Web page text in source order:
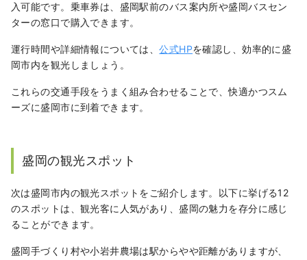
入可能です。乗車券は、盛岡駅前のバス案内所や盛岡バスセン
ターの窓口で購入できます。
運行時間や詳細情報については、公式HPを確認し、効率的に盛
岡市内を観光しましょう。
これらの交通手段をうまく組み合わせることで、快適かつスム
ーズに盛岡市に到着できます。
盛岡の観光スポット
次は盛岡市内の観光スポットをご紹介します。以下に挙げる12
のスポットは、観光客に人気があり、盛岡の魅力を存分に感じ
ることができます。
盛岡手づくり村や小岩井農場は駅からやや距離がありますが、